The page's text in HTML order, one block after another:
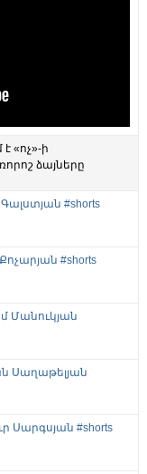
«ոչ»-ի
ձայները
#shorts
#shorts
Մանուկյան
Սաղաթելյան
Սարգսյան #shorts